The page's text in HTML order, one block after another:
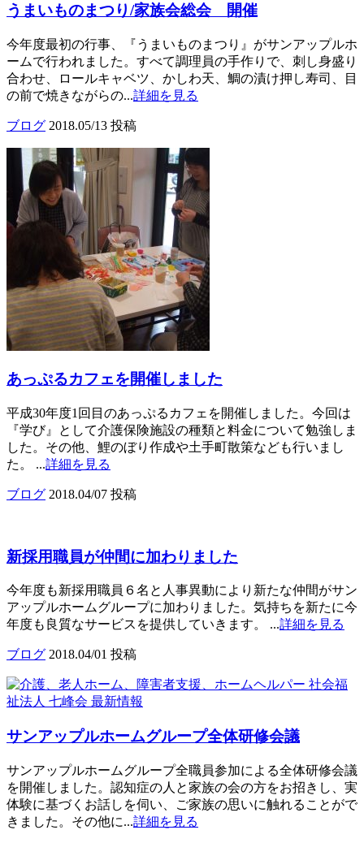
うまいものまつり/家族会総会 開催
今年度最初の行事、『うまいものまつり』がサンアップルホ
ームで行われました。すべて調理員の手作りで、刺し身盛り
合わせ、ロールキャベツ、かしわ天、鯛の漬け押し寿司、目
の前で焼きながらの...詳細を見る
ブログ 2018.05/13 投稿
あっぷるカフェを開催しました
平成30年度1回目のあっぷるカフェを開催しました。今回は
『学び』として介護保険施設の種類と料金について勉強しま
した。その他、鯉のぼり作成や土手町散策なども行いまし
た。 ...詳細を見る
ブログ 2018.04/07 投稿
新採用職員が仲間に加わりました
今年度も新採用職員６名と人事異動により新たな仲間がサン
アップルホームグループに加わりました。気持ちを新たに今
年度も良質なサービスを提供していきます。 ...詳細を見る
ブログ 2018.04/01 投稿
サンアップルホームグループ全体研修会議
サンアップルホームグループ全職員参加による全体研修会議
を開催しました。認知症の人と家族の会の方をお招きし、実
体験に基づくお話しを伺い、ご家族の思いに触れることがで
きました。その他に...詳細を見る